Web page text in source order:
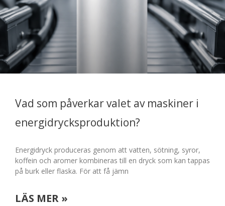
Vad som påverkar valet av maskiner i
energidrycksproduktion?
Energidryck produceras genom att vatten, sötning, syror,
koffein och aromer kombineras till en dryck som kan tappas
på burk eller flaska. För att få jämn
LÄS MER »